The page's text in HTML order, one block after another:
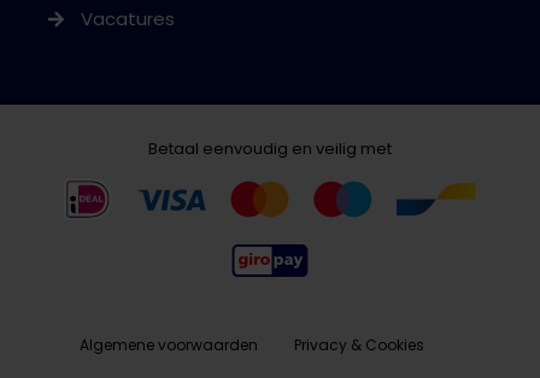
Vacatures
Betaal eenvoudig en veilig met
Algemene voorwaarden
Privacy & Cookies